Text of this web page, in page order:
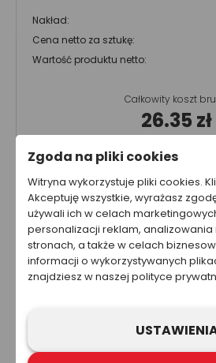
Nakład:
Cena netto za sztukę:
Wartość produktu netto:
Całkowity koszt
26.35 zł
21.42 zł
Cena nie zawiera
Ta strona została przygotowana w
żadnym wypadku informacje zawarte
być wykorzystywane ani traktowane
natomiast mogą być traktowane
sobie prawo do aktualizacji,
Zgoda na pliki cookies
Witryna wykorzystuje pliki cookies.
Akceptuję wszystkie, wyrażasz
używali ich w celach
personalizacji reklam, analizowania
stronach, a także w celach
informacji o wykorzystywanych
znajdziesz w naszej polityce